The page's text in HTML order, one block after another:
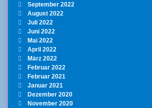
September 2022
August 2022
Juli 2022
Juni 2022
Mai 2022
April 2022
März 2022
Februar 2022
Februar 2021
Januar 2021
Dezember 2020
November 2020